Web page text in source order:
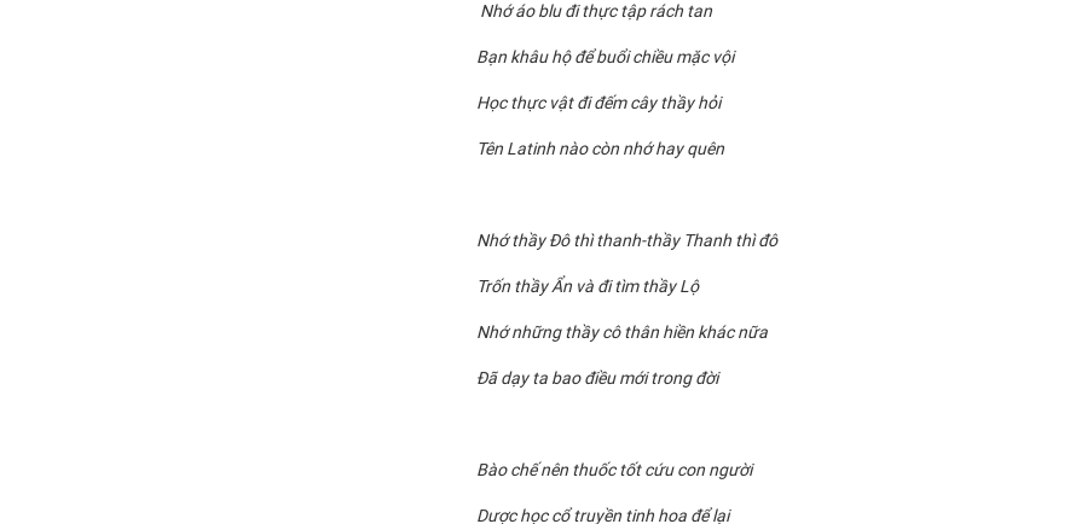
Nhớ áo blu đi thực tập rách tan
Bạn khâu hộ để buổi chiều mặc vội
Học thực vật đi đếm cây thầy hỏi
Tên Latinh nào còn nhớ hay quên
Nhớ thầy Đô thì thanh-thầy Thanh thì đô
Trốn thầy Ẩn và đi tìm thầy Lộ
Nhớ những thầy cô thân hiền khác nữa
Đã dạy ta bao điều mới trong đời
Bào chế nên thuốc tốt cứu con người
Dược học cổ truyền tinh hoa để lại